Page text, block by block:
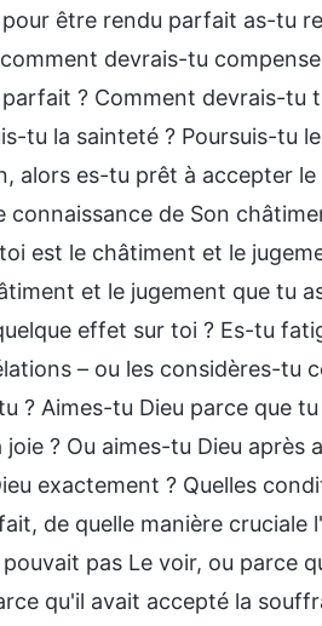
être rendu parfait as-tu
devrais-tu
? Comment devrais-tu
tu la sainteté ? Poursuis-tu
alors es-tu prêt à accepter
de Son
est le châtiment et le
et le jugement que tu
effet sur toi ? Es-tu
– ou les considères-tu
? Aimes-tu Dieu parce que
? Ou aimes-tu Dieu
exactement ? Quelles
de quelle manière cruciale
pas Le voir, ou parce
qu'il avait accepté la